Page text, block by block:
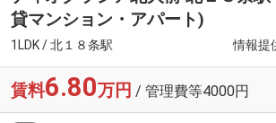
貸マンション・アパート)
1LDK / 北１８条駅 情報提
賃料6.80万円 / 管理費等4000円